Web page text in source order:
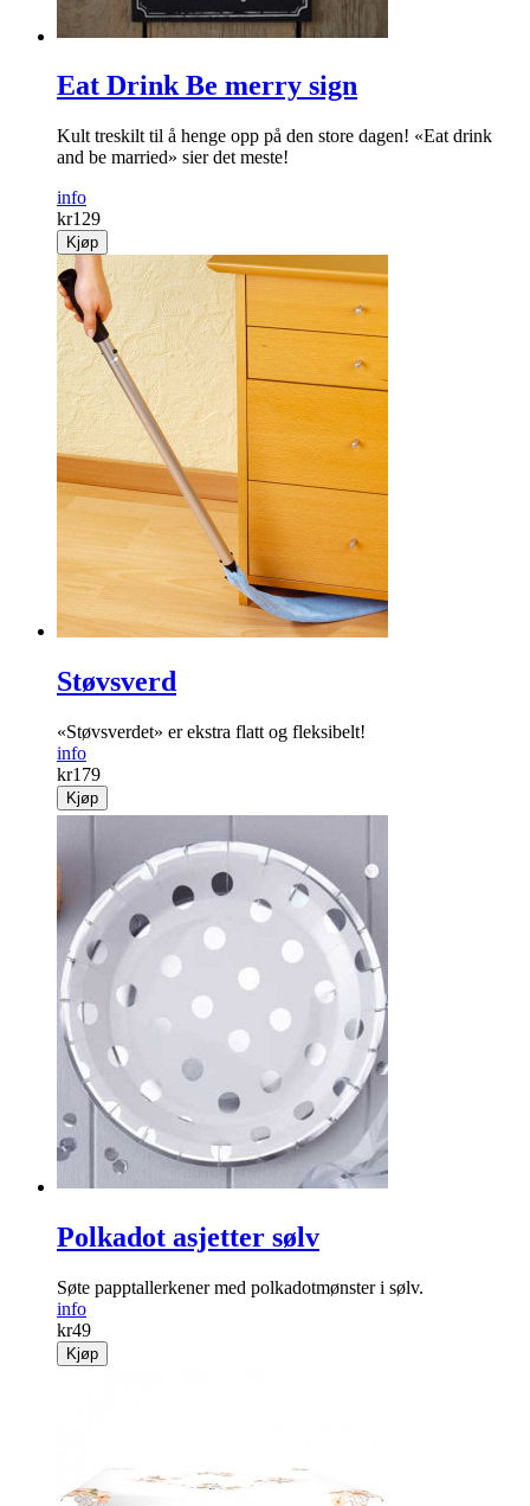
Eat Drink Be merry sign
Kult treskilt til å henge opp på den store dagen! «Eat drink
and be married» sier det meste!
info
kr129
Kjøp
Støvsverd
«Støvsverdet» er ekstra flatt og fleksibelt!
info
kr179
Kjøp
Polkadot asjetter sølv
Søte papptallerkener med polkadotmønster i sølv.
info
kr49
Kjøp